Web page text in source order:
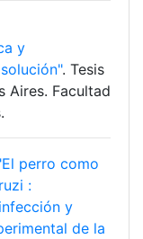
y
. Tesis
Aires. Facultad
perro como
:
y
de la